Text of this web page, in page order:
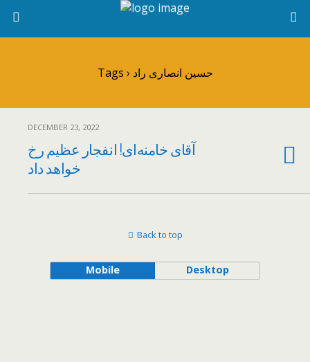
Tags › حسین انصاری راد
DECEMBER 23, 2022
آقای خامنه‌ای! انفجار عظیم رخ
خواهد داد
Back to top
Mobile Desktop